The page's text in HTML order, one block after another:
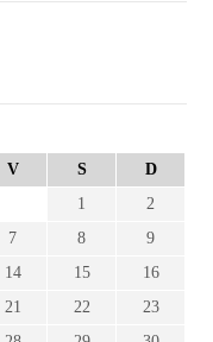
V S
D
1
2
7 8
9
14 15
16
21 22
23